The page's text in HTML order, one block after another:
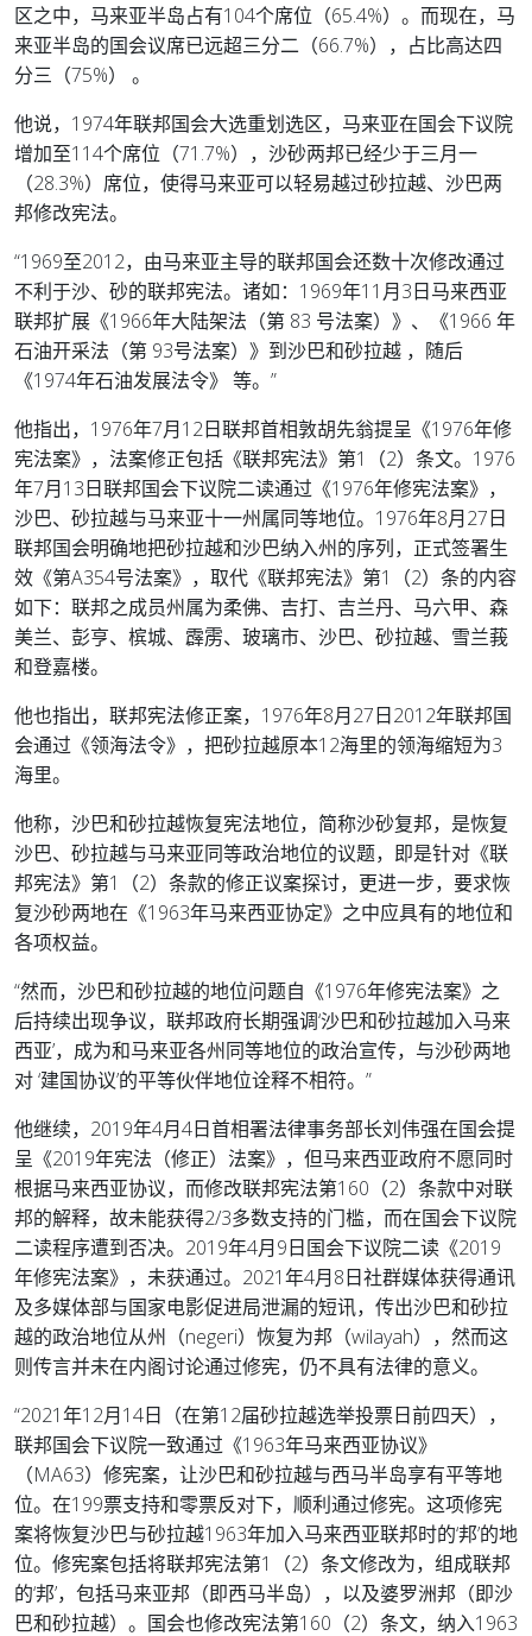
区之中，马来亚半岛占有104个席位（65.4%）。而现在，马
来亚半岛的国会议席已远超三分二（66.7%），占比高达四
分三（75%） 。
他说，1974年联邦国会大选重划选区，马来亚在国会下议院
增加至114个席位（71.7%），沙砂两邦已经少于三月一
（28.3%）席位，使得马来亚可以轻易越过砂拉越、沙巴两
邦修改宪法。
“1969至2012，由马来亚主导的联邦国会还数十次修改通过
不利于沙、砂的联邦宪法。诸如：1969年11月3日马来西亚
联邦扩展《1966年大陆架法（第 83 号法案）》、《1966 年
石油开采法（第 93号法案）》到沙巴和砂拉越 ，随后
《1974年石油发展法令》 等。”
他指出，1976年7月12日联邦首相敦胡先翁提呈《1976年修
宪法案》，法案修正包括《联邦宪法》第1（2）条文。1976
年7月13日联邦国会下议院二读通过《1976年修宪法案》，
沙巴、砂拉越与马来亚十一州属同等地位。1976年8月27日
联邦国会明确地把砂拉越和沙巴纳入州的序列，正式签署生
效《第A354号法案》，取代《联邦宪法》第1（2）条的内容
如下：联邦之成员州属为柔佛、吉打、吉兰丹、马六甲、森
美兰、彭亨、槟城、霹雳、玻璃市、沙巴、砂拉越、雪兰莪
和登嘉楼。
他也指出，联邦宪法修正案，1976年8月27日2012年联邦国
会通过《领海法令》，把砂拉越原本12海里的领海缩短为3
海里。
他称，沙巴和砂拉越恢复宪法地位，简称沙砂复邦，是恢复
沙巴、砂拉越与马来亚同等政治地位的议题，即是针对《联
邦宪法》第1（2）条款的修正议案探讨，更进一步，要求恢
复沙砂两地在《1963年马来西亚协定》之中应具有的地位和
各项权益。
“然而，沙巴和砂拉越的地位问题自《1976年修宪法案》之
后持续出现争议，联邦政府长期强调‘沙巴和砂拉越加入马来
西亚’，成为和马来亚各州同等地位的政治宣传，与沙砂两地
对 ‘建国协议’的平等伙伴地位诠释不相符。”
他继续，2019年4月4日首相署法律事务部长刘伟强在国会提
呈《2019年宪法（修正）法案》，但马来西亚政府不愿同时
根据马来西亚协议，而修改联邦宪法第160（2）条款中对联
邦的解释，故未能获得2/3多数支持的门槛，而在国会下议院
二读程序遭到否决。2019年4月9日国会下议院二读《2019
年修宪法案》，未获通过。2021年4月8日社群媒体获得通讯
及多媒体部与国家电影促进局泄漏的短讯，传出沙巴和砂拉
越的政治地位从州（negeri）恢复为邦（wilayah），然而这
则传言并未在内阁讨论通过修宪，仍不具有法律的意义。
“2021年12月14日（在第12届砂拉越选举投票日前四天），
联邦国会下议院一致通过《1963年马来西亚协议》
（MA63）修宪案，让沙巴和砂拉越与西马半岛享有平等地
位。在199票支持和零票反对下，顺利通过修宪。这项修宪
案将恢复沙巴与砂拉越1963年加入马来西亚联邦时的‘邦’的地
位。修宪案包括将联邦宪法第1（2）条文修改为，组成联邦
的‘邦’，包括马来亚邦（即西马半岛），以及婆罗洲邦（即沙
巴和砂拉越）。国会也修改宪法第160（2）条文，纳入1963